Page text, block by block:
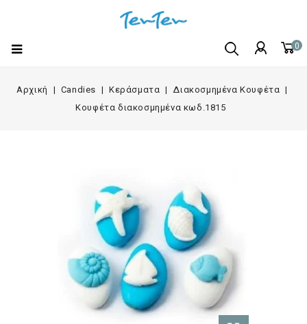
0
Αρχική Candies Κεράσματα
Διακοσμημένα Κουφέτα
Κουφέτα διακοσμημένα κωδ.1815